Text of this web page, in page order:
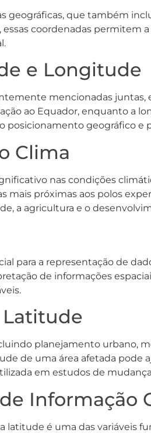
geográficas, que também
coordenadas permitem
e Longitude
mencionadas juntas,
ao Equador, enquanto a
posicionamento geográfico e
Clima
nas condições
próximas aos polos
a agricultura e o
para a representação de
de informações
Latitude
planejamento urbano,
de uma área afetada pode
em estudos de
Informação
latitude é uma das variáveis